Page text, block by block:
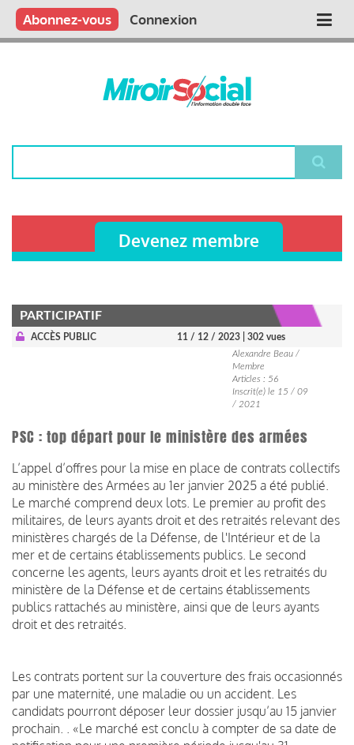
Aller
contenu
Main
Qui sommes nous ?
Vous publiez
Nous publions
Contactez-nous
Abonnez-vous Connexion
Devenez membre
PARTICIPATIF
ACCÈS PUBLIC 11 / 12 / 2023
| 302 vues
Alexandre Beau /
Membre
Articles : 56
Inscrit(e) le 15 / 09
/ 2021
PSC : top départ pour le ministère des armées
L’appel d’offres pour la mise en place de contrats collectifs
au ministère des Armées au 1er janvier 2025 a été publié.
Le marché comprend deux lots. Le premier au profit des
militaires, de leurs ayants droit et des retraités relevant des
ministères chargés de la Défense, de l'Intérieur et de la
mer et de certains établissements publics. Le second
concerne les agents, leurs ayants droit et les retraités du
ministère de la Défense et de certains établissements
publics rattachés au ministère, ainsi que de leurs ayants
droit et des retraités.
Les contrats portent sur la couverture des frais occasionnés
par une maternité, une maladie ou un accident. Les
candidats pourront déposer leur dossier jusqu’au 15 janvier
prochain. . «Le marché est conclu à compter de sa date de